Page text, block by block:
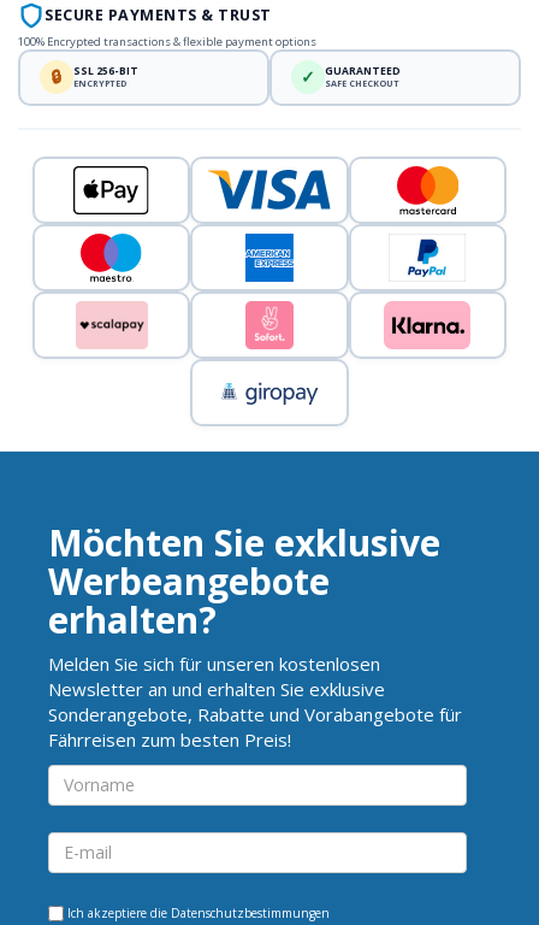
SECURE PAYMENTS & TRUST
100% Encrypted transactions & flexible payment options
🔒 SSL 256-BIT
ENCRYPTED ✓ GUARANTEED
SAFE CHECKOUT
Möchten Sie exklusive
Werbeangebote
erhalten?
Melden Sie sich für unseren kostenlosen
Newsletter an und erhalten Sie exklusive
Sonderangebote, Rabatte und Vorabangebote für
Fährreisen zum besten Preis!
Ich akzeptiere die Datenschutzbestimmungen